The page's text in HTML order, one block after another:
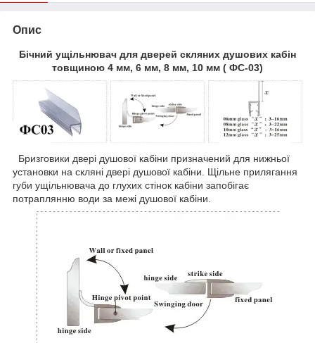
Опис
Бічний ущільнювач для дверей скляних душових кабін
товщиною 4 мм, 6 мм, 8 мм, 10 мм ( ФС-03)
Бризговики двері душової кабіни призначений для нижньої
установки на скляні двері душової кабіни. Щільне прилягання
губи ущільнювача до глухих стінок кабіни запобігає
потраплянню води за межі душової кабіни.